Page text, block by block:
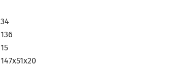
34
136
15
147х51x20